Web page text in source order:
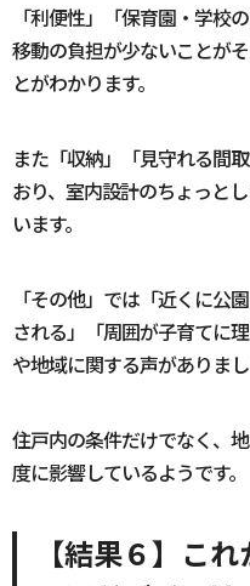
「利便性」「保育園・学校
移動の負担が少ないことが
とがわかります。
また「収納」「見守れる間
おり、室内設計のちょっと
います。
「その他」では「近くに公
される」「周囲が子育てに
や地域に関する声がありまし
住戸内の条件だけでなく、
度に影響しているようです。
【結果６】こ